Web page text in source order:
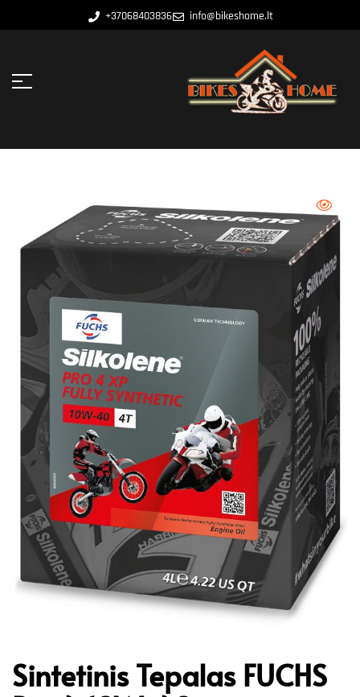
+37068403836 info@bikeshome.lt
Sintetinis Tepalas FUCHS